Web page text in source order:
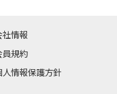
社情報
員規約
人情報保護方針